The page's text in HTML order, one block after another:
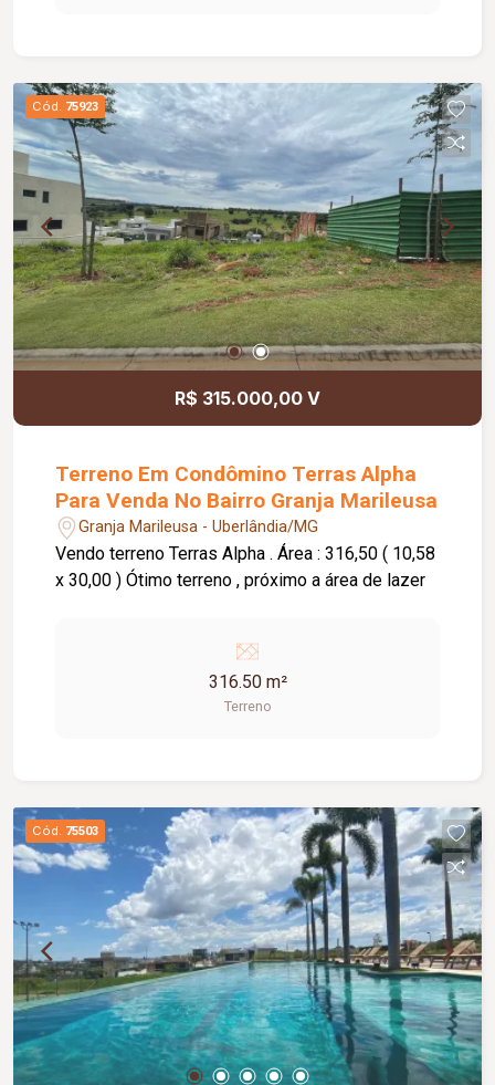
Sólidos - Estação de Alongamento - Playground
1 - Salão de Festas e Coworking - Vagas de
estacionamento - Projeto urbanístico que valoriza
a natureza e o bem-estar. - Localizado em uma
das últimas áreas disponíveis da Zona Leste de
Uberlândia, o Reserva Novo Mundo está numa
região com vizinhança consolidada e comércio
forte, com supermercado, padaria, academia,
restaurante, pet shop, farmácia, postos de
combustível e tudo que a sua família precisa por
perto
Cód. 75923
R$ 315.000,00 V
Terreno Em Condômino Terras Alpha
Para Venda No Bairro Granja Marileusa
Granja Marileusa - Uberlândia/MG
Vendo terreno Terras Alpha . Área : 316,50 ( 10,58
x 30,00 ) Ótimo terreno , próximo a área de lazer
316.50 m²
Terreno
Cód. 75503